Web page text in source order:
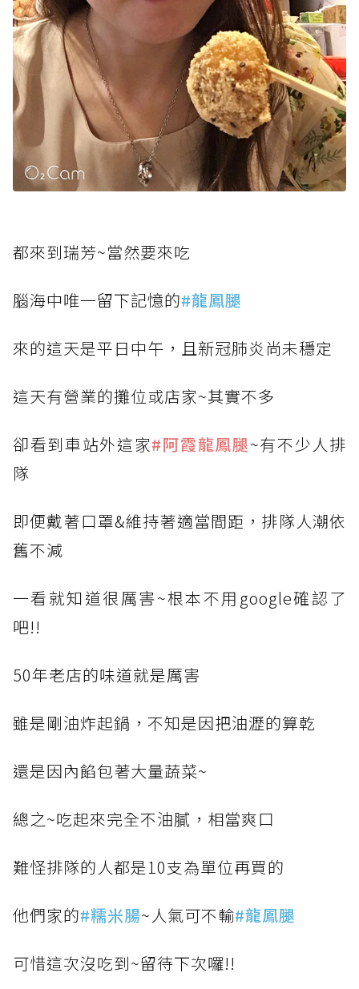
都來到瑞芳~當然要來吃
腦海中唯一留下記憶的#龍鳳腿
來的這天是平日中午，且新冠肺炎尚未穩定
這天有營業的攤位或店家~其實不多
卻看到車站外這家#阿霞龍鳳腿~有不少人排
隊
即便戴著口罩&維持著適當間距，排隊人潮依
舊不減
一看就知道很厲害~根本不用google確認了
吧!!
50年老店的味道就是厲害
雖是剛油炸起鍋，不知是因把油瀝的算乾
還是因內餡包著大量蔬菜~
總之~吃起來完全不油膩，相當爽口
難怪排隊的人都是10支為單位再買的
他們家的#糯米腸~人氣可不輸#龍鳳腿
可惜這次沒吃到~留待下次囉!!